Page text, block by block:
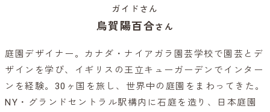
ガイドさん
烏賀陽百合さん
庭園デザイナー。カナダ・ナイアガラ園芸学校で園芸とデ
ザインを学び、イギリスの王立キューガーデンでインター
ンを経験。30ヶ国を旅し、世界中の庭園をまわってきた。
NY・グランドセントラル駅構内に石庭を造り、日本庭園